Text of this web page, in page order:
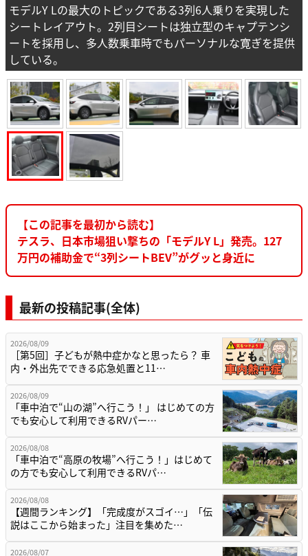
モデルY Lの最大のトピックである3列6人乗りを実現した
シートレイアウト。2列目シートは独立型のキャプテンシ
ートを採用し、多人数乗車時でもパーソナルな寛ぎを提供
している。
【この記事を最初から読む】
テスラ、日本市場狙い撃ちの「モデルY L」発売。127
万円の補助金で“3列シートBEV”がグッと身近に
最新の投稿記事(全体)
2026/08/09
［第5回］子どもが熱中症かなと思ったら？ 車
内・外出先でできる応急処置と11…
2026/08/09
「車中泊で“山の湖”へ行こう！」 はじめての方
でも安心して利用できるRVパー…
2026/08/08
「車中泊で“高原の牧場”へ行こう！」はじめて
の方でも安心して利用できるRVパ…
2026/08/08
【週間ランキング】「完成度がスゴイ…」「伝
説はここから始まった」注目を集めた…
2026/08/07